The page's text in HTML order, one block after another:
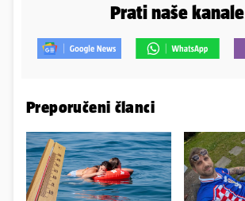
Prati naše kanale
Preporučeni članci